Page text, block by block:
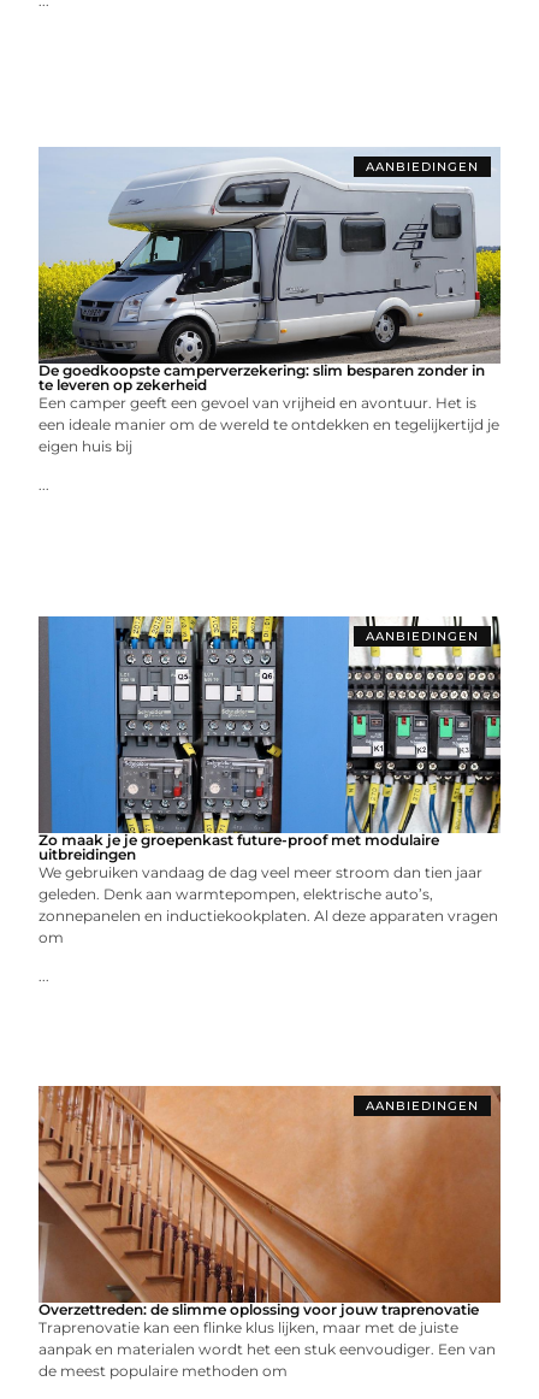
AANBIEDINGEN
De goedkoopste camperverzekering: slim besparen zonder in
te leveren op zekerheid
Een camper geeft een gevoel van vrijheid en avontuur. Het is
een ideale manier om de wereld te ontdekken en tegelijkertijd je
eigen huis bij
...
AANBIEDINGEN
Zo maak je je groepenkast future-proof met modulaire
uitbreidingen
We gebruiken vandaag de dag veel meer stroom dan tien jaar
geleden. Denk aan warmtepompen, elektrische auto’s,
zonnepanelen en inductiekookplaten. Al deze apparaten vragen
om
...
AANBIEDINGEN
Overzettreden: de slimme oplossing voor jouw traprenovatie
Traprenovatie kan een flinke klus lijken, maar met de juiste
aanpak en materialen wordt het een stuk eenvoudiger. Een van
de meest populaire methoden om